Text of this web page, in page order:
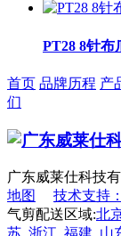
PT28 8针布
首页 品牌历程 产
们
广东威莱仕科技
地图
技术支持
气剪配送区域:北